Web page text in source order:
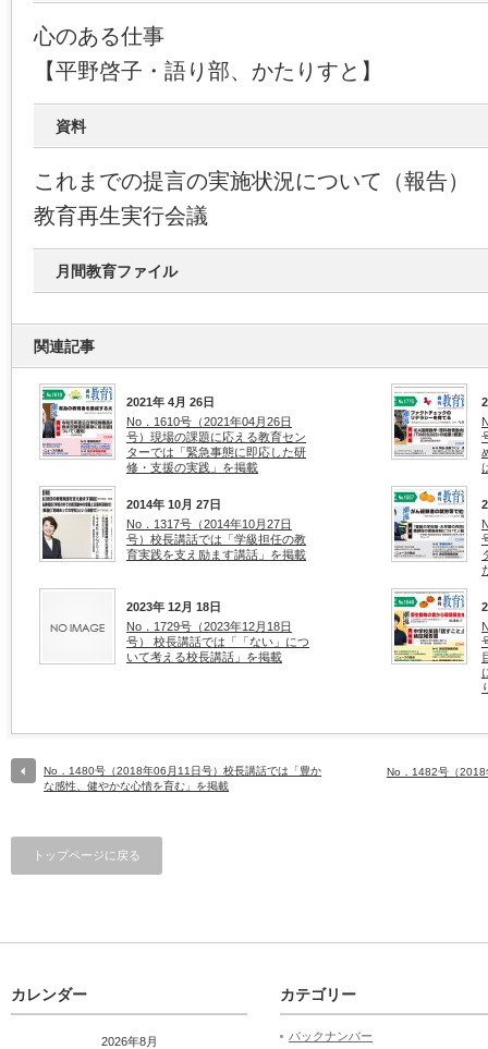
心のある仕事
【平野啓子・語り部、かたりすと】
資料
これまでの提言の実施状況について（報告）
教育再生実行会議
月間教育ファイル
関連記事
2021年 4月 26日
No．1610号（2021年04月26日
号）現場の課題に応える教育セン
ターでは「緊急事態に即応した研
修・支援の実践」を掲載
2014年 10月 27日
No．1317号（2014年10月27日
号）校長講話では「学級担任の教
育実践を支え励ます講話」を掲載
2023年 12月 18日
No．1729号（2023年12月18日
号） 校長講話では「「ない」につ
いて考える校長講話」を掲載
No．1480号（2018年06月11日号）校長講話では「豊か
な感性、健やかな心情を育む」を掲載
No．1482号（2018
トップページに戻る
カレンダー
2026年8月
カテゴリー
バックナンバー